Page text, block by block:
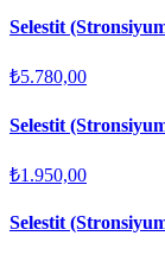
Selestit
₺5.780,00
Selestit
₺1.950,00
Selestit